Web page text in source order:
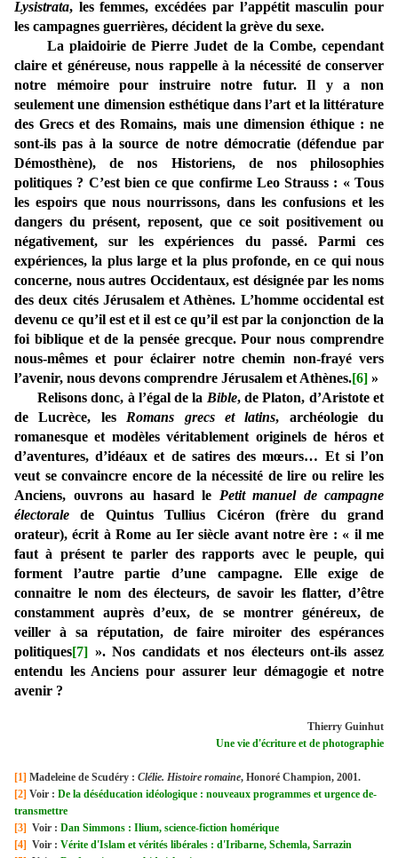
Lysistrata, les femmes, excédées par l’appétit masculin pour
les campagnes guerrières, décident la grève du sexe.
La plaidoirie de Pierre Judet de la Combe, cependant
claire et généreuse, nous rappelle à la nécessité de conserver
notre mémoire pour instruire notre futur. Il y a non
seulement une dimension esthétique dans l’art et la littérature
des Grecs et des Romains, mais une dimension éthique : ne
sont-ils pas à la source de notre démocratie (défendue par
Démosthène), de nos Historiens, de nos philosophies
politiques ? C’est bien ce que confirme Leo Strauss : « Tous
les espoirs que nous nourrissons, dans les confusions et les
dangers du présent, reposent, que ce soit positivement ou
négativement, sur les expériences du passé. Parmi ces
expériences, la plus large et la plus profonde, en ce qui nous
concerne, nous autres Occidentaux, est désignée par les noms
des deux cités Jérusalem et Athènes. L’homme occidental est
devenu ce qu’il est et il est ce qu’il est par la conjonction de la
foi biblique et de la pensée grecque. Pour nous comprendre
nous-mêmes et pour éclairer notre chemin non-frayé vers
l’avenir, nous devons comprendre Jérusalem et Athènes.[6] »
Relisons donc, à l’égal de la Bible, de Platon, d’Aristote et
de Lucrèce, les Romans grecs et latins, archéologie du
romanesque et modèles véritablement originels de héros et
d’aventures, d’idéaux et de satires des mœurs… Et si l’on
veut se convaincre encore de la nécessité de lire ou relire les
Anciens, ouvrons au hasard le Petit manuel de campagne
électorale de Quintus Tullius Cicéron (frère du grand
orateur), écrit à Rome au Ier siècle avant notre ère : « il me
faut à présent te parler des rapports avec le peuple, qui
forment l’autre partie d’une campagne. Elle exige de
connaitre le nom des électeurs, de savoir les flatter, d’être
constamment auprès d’eux, de se montrer généreux, de
veiller à sa réputation, de faire miroiter des espérances
politiques[7] ». Nos candidats et nos électeurs ont-ils assez
entendu les Anciens pour assurer leur démagogie et notre
avenir ?
Thierry Guinhut
Une vie d'écriture et de photographie
[1] Madeleine de Scudéry : Clélie. Histoire romaine, Honoré Champion, 2001.
[2] Voir : De la déséducation idéologique : nouveaux programmes et urgence de-
transmettre
[3] Voir : Dan Simmons : Ilium, science-fiction homérique
[4] Voir : Vérite d'Islam et vérités libérales : d'Iribarne, Schemla, Sarrazin